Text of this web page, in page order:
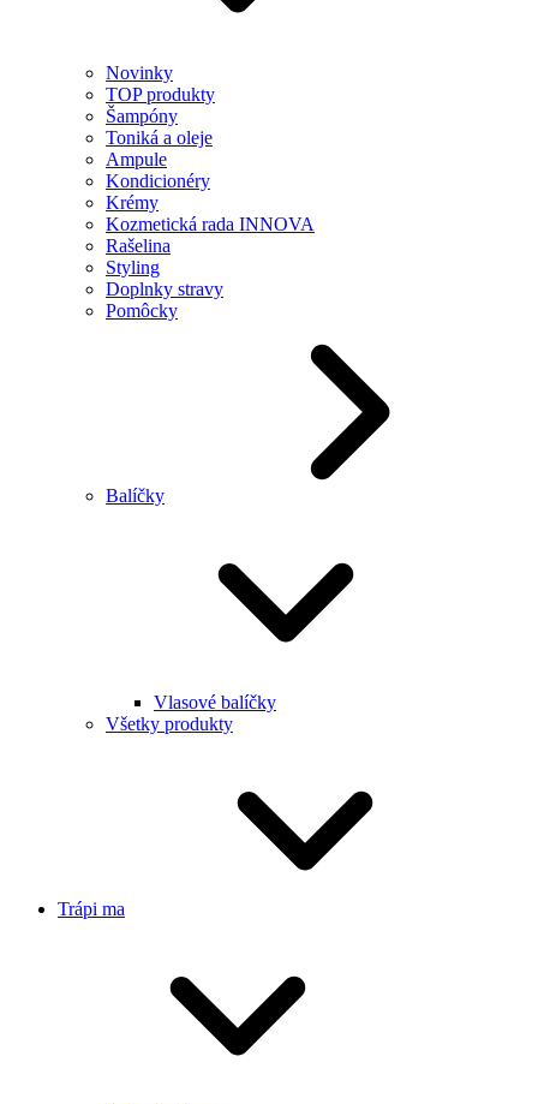
Novinky
TOP produkty
Šampóny
Toniká a oleje
Ampule
Kondicionéry
Krémy
Kozmetická rada INNOVA
Rašelina
Styling
Doplnky stravy
Pomôcky
Balíčky
Vlasové balíčky
Všetky produkty
Trápi ma